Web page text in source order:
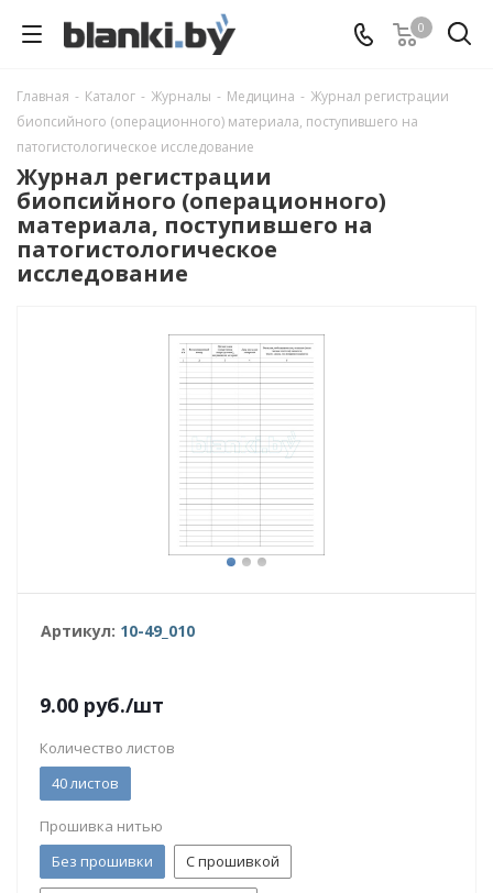
0
Главная - Каталог - Журналы - Медицина - Журнал регистрации
биопсийного (операционного) материала, поступившего на
патогистологическое исследование
Журнал регистрации
биопсийного (операционного)
материала, поступившего на
патогистологическое
исследование
Артикул: 10-49_010
9.00 руб./шт
Количество листов
40 листов
Прошивка нитью
Без прошивки
С прошивкой